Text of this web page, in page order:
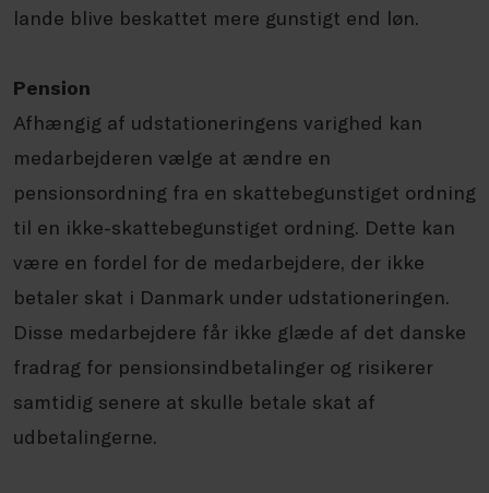
lande blive beskattet mere gunstigt end løn.
Pension
Afhængig af udstationeringens varighed kan
medarbejderen vælge at ændre en
pensionsordning fra en skattebegunstiget ordning
til en ikke-skattebegunstiget ordning. Dette kan
være en fordel for de medarbejdere, der ikke
betaler skat i Danmark under udstationeringen.
Disse medarbejdere får ikke glæde af det danske
fradrag for pensionsindbetalinger og risikerer
samtidig senere at skulle betale skat af
udbetalingerne.